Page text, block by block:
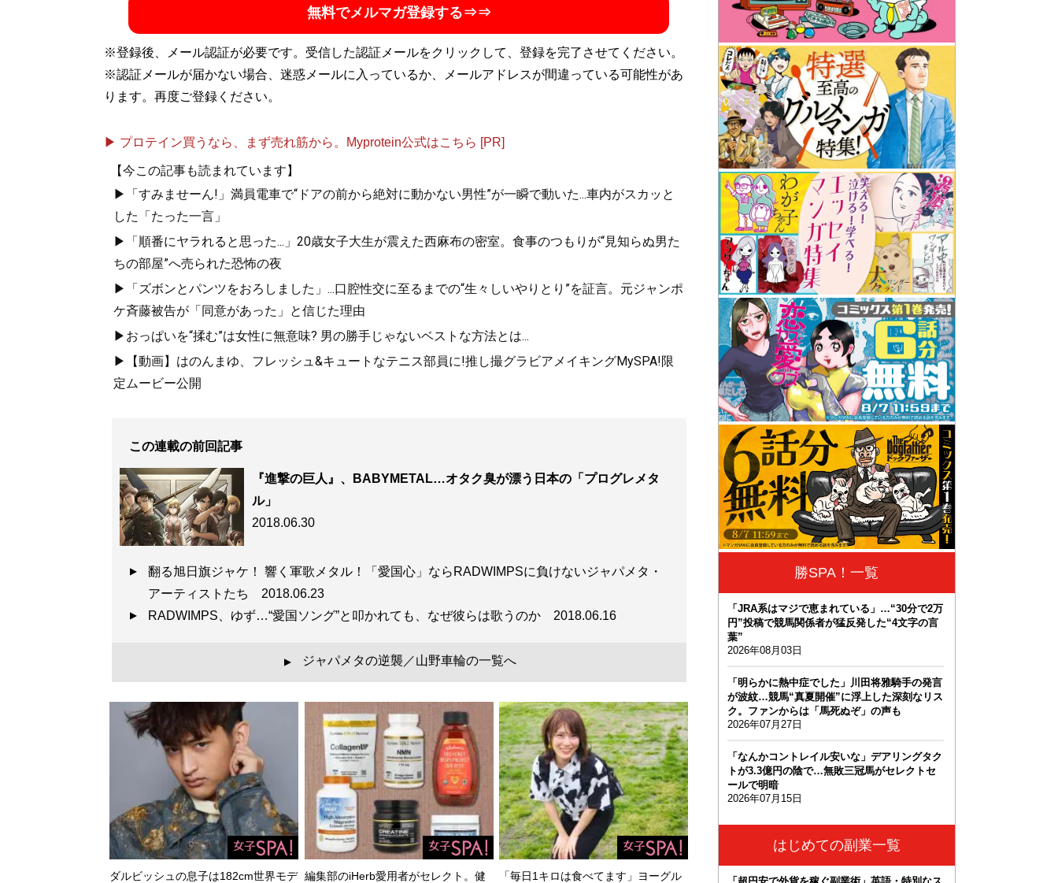
無料でメルマガ登録する⇒⇒
※登録後、メール認証が必要です。受信した認証メールをクリックして、登録を完了させてください。
※認証メールが届かない場合、迷惑メールに入っているか、メールアドレスが間違っている可能性があ
ります。再度ご登録ください。
▶ プロテイン買うなら、まず売れ筋から。Myprotein公式はこちら [PR]
【今この記事も読まれています】
▶「すみませーん!」満員電車で“ドアの前から絶対に動かない男性”が一瞬で動いた...車内がスカッと
した「たった一言」
▶「順番にヤラれると思った...」20歳女子大生が震えた西麻布の密室。食事のつもりが“見知らぬ男た
ちの部屋”へ売られた恐怖の夜
▶「ズボンとパンツをおろしました」...口腔性交に至るまでの“生々しいやりとり”を証言。元ジャンポ
ケ斉藤被告が「同意があった」と信じた理由
▶おっぱいを“揉む”は女性に無意味? 男の勝手じゃないベストな方法とは...
▶【動画】はのんまゆ、フレッシュ&キュートなテニス部員に!推し撮グラビアメイキングMySPA!限
定ムービー公開
この連載の前回記事
『進撃の巨人』、BABYMETAL…オタク臭が漂う日本の「プログレメタ
ル」
2018.06.30
翻る旭日旗ジャケ！ 響く軍歌メタル！「愛国心」ならRADWIMPSに負けないジャパメタ・
アーティストたち 2018.06.23
RADWIMPS、ゆず…“愛国ソング”と叩かれても、なぜ彼らは歌うのか 2018.06.16
▲ ジャパメタの逆襲／山野車輪の一覧へ
ダルビッシュの息子は182cm世界モデ 編集部のiHerb愛用者がセレクト。健 「毎日1キロは食べてます」ヨーグル
勝SPA！一覧
「JRA系はマジで恵まれている」…“30分で2万
円”投稿で競馬関係者が猛反発した“4文字の言
葉”
2026年08月03日
「明らかに熱中症でした」川田将雅騎手の発言
が波紋…競馬“真夏開催”に浮上した深刻なリス
ク。ファンからは「馬死ぬぞ」の声も
2026年07月27日
「なんかコントレイル安いな」デアリングタク
トが3.3億円の陰で…無敗三冠馬がセレクトセ
ールで明暗
2026年07月15日
はじめての副業一覧